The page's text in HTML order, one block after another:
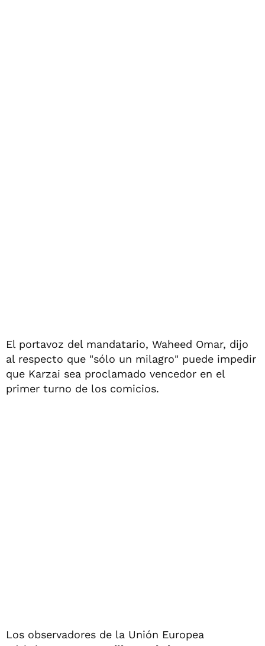
El portavoz del mandatario, Waheed Omar, dijo
al respecto que "sólo un milagro" puede impedir
que Karzai sea proclamado vencedor en el
primer turno de los comicios.
Los observadores de la Unión Europea